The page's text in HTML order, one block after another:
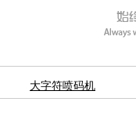
大字符喷码机